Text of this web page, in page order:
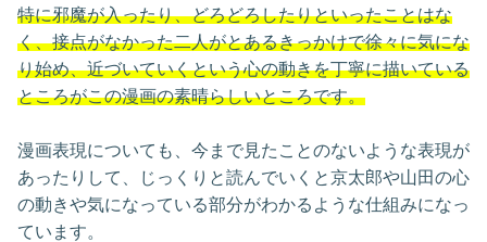
特に邪魔が入ったり、どろどろしたりといったことはな
く、接点がなかった二人がとあるきっかけで徐々に気にな
り始め、近づいていくという心の動きを丁寧に描いている
ところがこの漫画の素晴らしいところです。
漫画表現についても、今まで見たことのないような表現が
あったりして、じっくりと読んでいくと京太郎や山田の心
の動きや気になっている部分がわかるような仕組みになっ
ています。